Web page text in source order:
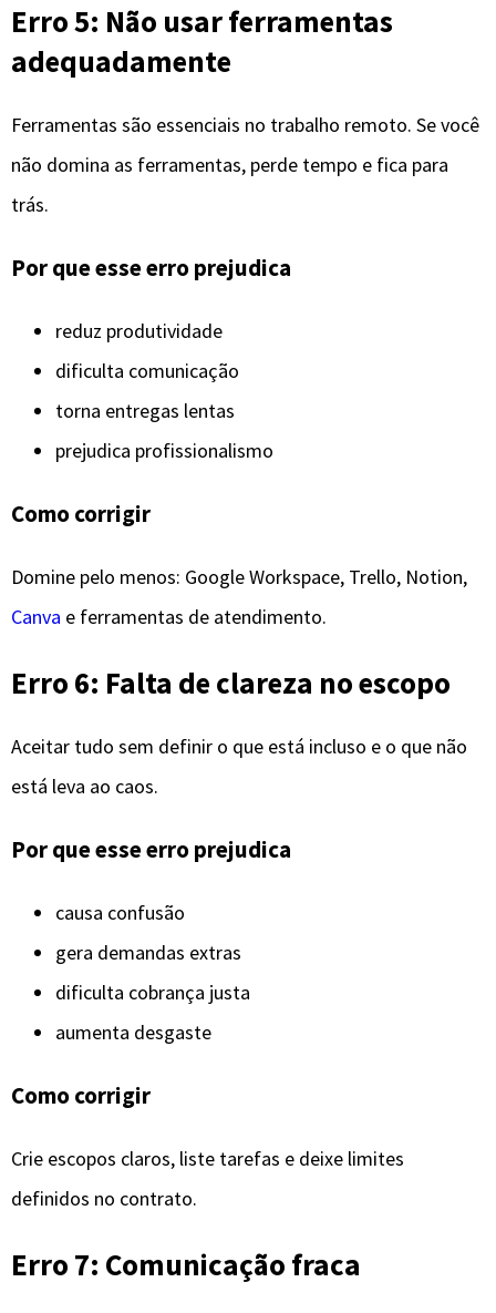
Erro 5: Não usar ferramentas
adequadamente
Ferramentas são essenciais no trabalho remoto. Se você
não domina as ferramentas, perde tempo e fica para
trás.
Por que esse erro prejudica
reduz produtividade
dificulta comunicação
torna entregas lentas
prejudica profissionalismo
Como corrigir
Domine pelo menos: Google Workspace, Trello, Notion,
Canva e ferramentas de atendimento.
Erro 6: Falta de clareza no escopo
Aceitar tudo sem definir o que está incluso e o que não
está leva ao caos.
Por que esse erro prejudica
causa confusão
gera demandas extras
dificulta cobrança justa
aumenta desgaste
Como corrigir
Crie escopos claros, liste tarefas e deixe limites
definidos no contrato.
Erro 7: Comunicação fraca